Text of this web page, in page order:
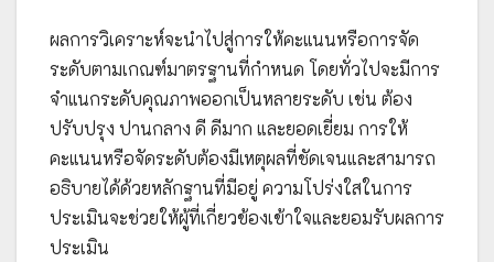
ผลการวิเคราะห์จะนำไปสู่การให้คะแนนหรือการจัด
ระดับตามเกณฑ์มาตรฐานที่กำหนด โดยทั่วไปจะมีการ
จำแนกระดับคุณภาพออกเป็นหลายระดับ เช่น ต้อง
ปรับปรุง ปานกลาง ดี ดีมาก และยอดเยี่ยม การให้
คะแนนหรือจัดระดับต้องมีเหตุผลที่ชัดเจนและสามารถ
อธิบายได้ด้วยหลักฐานที่มีอยู่ ความโปร่งใสในการ
ประเมินจะช่วยให้ผู้ที่เกี่ยวข้องเข้าใจและยอมรับผลการ
ประเมิน